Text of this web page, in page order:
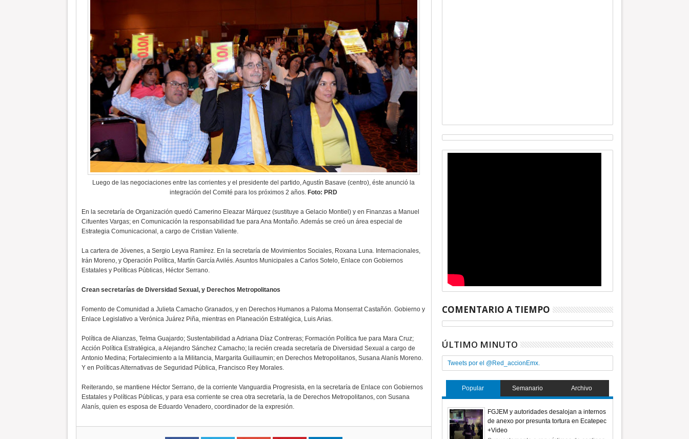
Luego de las negociaciones entre las corrientes y el presidente del partido, Agustín Basave (centro), éste anunció la
integración del Comité para los próximos 2 años. Foto: PRD
En la secretaría de Organización quedó Camerino Eleazar Márquez (sustituye a Gelacio Montiel) y en Finanzas a Manuel
Cifuentes Vargas; en Comunicación la responsabilidad fue para Ana Montaño. Además se creó un área especial de
Estrategia Comunicacional, a cargo de Cristian Valiente.
La cartera de Jóvenes, a Sergio Leyva Ramírez. En la secretaría de Movimientos Sociales, Roxana Luna. Internacionales,
Irán Moreno, y Operación Política, Martín García Avilés. Asuntos Municipales a Carlos Sotelo, Enlace con Gobiernos
Estatales y Políticas Públicas, Héctor Serrano.
Crean secretarías de Diversidad Sexual, y Derechos Metropolitanos
Fomento de Comunidad a Julieta Camacho Granados, y en Derechos Humanos a Paloma Monserrat Castañón. Gobierno y
Enlace Legislativo a Verónica Juárez Piña, mientras en Planeación Estratégica, Luis Arias.
Política de Alianzas, Telma Guajardo; Sustentabilidad a Adriana Díaz Contreras; Formación Política fue para Mara Cruz;
Acción Política Estratégica, a Alejandro Sánchez Camacho; la recién creada secretaría de Diversidad Sexual a cargo de
Antonio Medina; Fortalecimiento a la Militancia, Margarita Guillaumin; en Derechos Metropolitanos, Susana Alanís Moreno.
Y en Políticas Alternativas de Seguridad Pública, Francisco Rey Morales.
Reiterando, se mantiene Héctor Serrano, de la corriente Vanguardia Progresista, en la secretaría de Enlace con Gobiernos
Estatales y Políticas Públicas, y para esa corriente se crea otra secretaría, la de Derechos Metropolitanos, con Susana
Alanís, quien es esposa de Eduardo Venadero, coordinador de la expresión.
COMENTARIO A TIEMPO
ÚLTIMO MINUTO
Tweets por el @Red_accionEmx.
Popular Semanario Archivo
FGJEM y autoridades desalojan a internos
de anexo por presunta tortura en Ecatepec
+Video